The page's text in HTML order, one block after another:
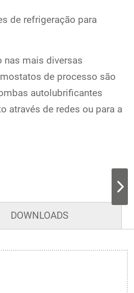
de refrigeração para
nas mais diversas
de processo são
autolubrificantes
através de redes ou para a
DOWNLOADS